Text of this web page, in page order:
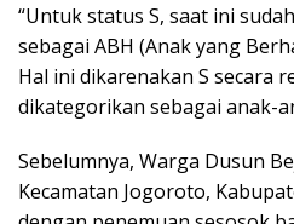
“Untuk status S, saat ini
sebagai ABH (Anak yang
Hal ini dikarenakan S secara
dikategorikan sebagai anak-
Sebelumnya, Warga Dusun
Kecamatan Jogoroto,